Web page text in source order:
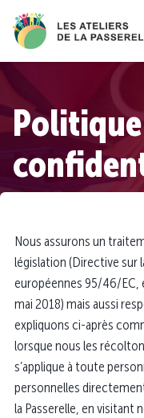
Nous assurons un
législation (Directive sur
européennes 95/46/EC,
mai 2018) mais aussi
expliquons ci-après
lorsque nous les
s’applique à toute
personnelles
la Passerelle, en visitant